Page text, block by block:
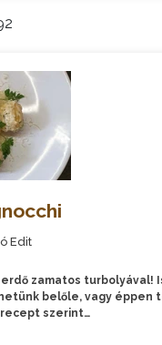
Edit
zamatos turbolyával!
belőle, vagy éppen
szerint…